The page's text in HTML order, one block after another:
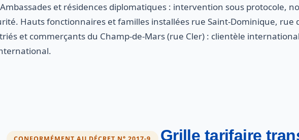
et résidences diplomatiques : intervention sous protocole,
Hauts fonctionnaires et familles installées rue Saint-Dominique,
et commerçants du Champ-de-Mars (rue Cler) : clientèle
Grille tarifaire